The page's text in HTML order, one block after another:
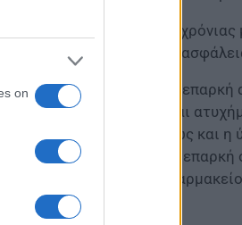
on
μέσω πλατφορμών
λειτουργικότητα, την
φυσικό φωτισμό, επαρκή
ευθύνης για ζημιές και
και ρελέ διαρροής, καθώς και η
θα πρέπει να διαθέτει
και απεντόμωσης,